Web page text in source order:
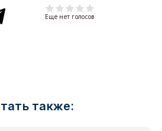
Еще нет голосов
также: